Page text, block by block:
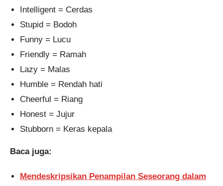
Intelligent = Cerdas
Stupid = Bodoh
Funny = Lucu
Friendly = Ramah
Lazy = Malas
Humble = Rendah hati
Cheerful = Riang
Honest = Jujur
Stubborn = Keras kepala
Baca juga:
Mendeskripsikan Penampilan Seseorang dalam